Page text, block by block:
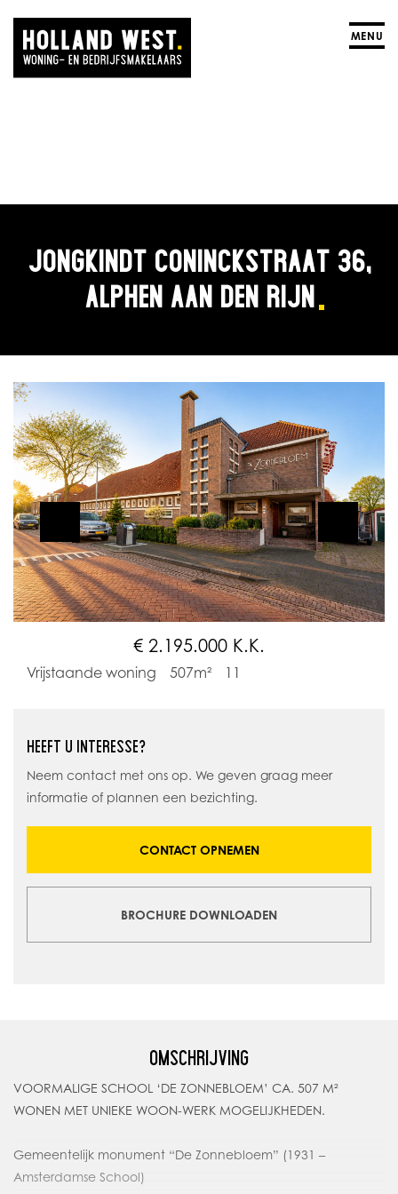
MENU
JONGKINDT CONINCKSTRAAT 36,
ALPHEN AAN DEN RIJN
€ 2.195.000 K.K.
Vrijstaande woning 507m² 11
HEEFT U INTERESSE?
Neem contact met ons op. We geven graag meer
informatie of plannen een bezichting.
CONTACT OPNEMEN
BROCHURE DOWNLOADEN
OMSCHRIJVING
VOORMALIGE SCHOOL ‘DE ZONNEBLOEM’ CA. 507 M²
WONEN MET UNIEKE WOON-WERK MOGELIJKHEDEN.
Gemeentelijk monument “De Zonnebloem” (1931 –
Amsterdamse School)